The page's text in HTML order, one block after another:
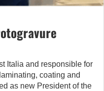
Italia and responsible for
coating and
as new President of the